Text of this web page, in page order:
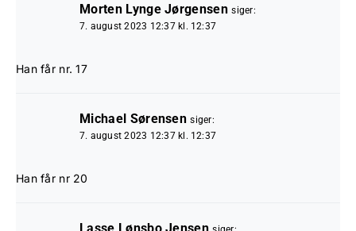
Morten Lynge Jørgensen siger:
7. august 2023 12:37 kl. 12:37
Han får nr. 17
Michael Sørensen siger:
7. august 2023 12:37 kl. 12:37
Han får nr 20